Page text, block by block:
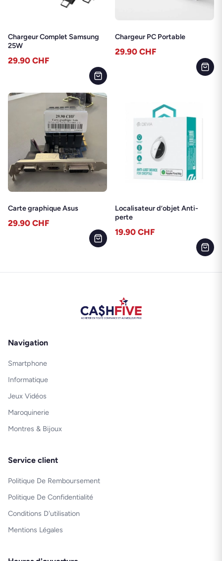
Chargeur Complet Samsung
25W
29.90 CHF
Chargeur PC Portable
29.90 CHF
Carte graphique Asus
29.90 CHF
Localisateur d’objet Anti-
perte
19.90 CHF
Navigation
Smartphone
Informatique
Jeux Vidéos
Maroquinerie
Montres & Bijoux
Service client
Politique De Remboursement
Politique De Confidentialité
Conditions D'utilisation
Mentions Légales